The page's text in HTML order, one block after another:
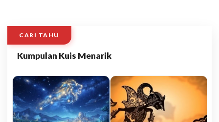
CARI TAHU
Kumpulan Kuis Menarik